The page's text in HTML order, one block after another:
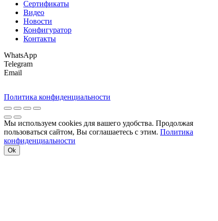
Сертификаты
Видео
Новости
Конфигуратор
Контакты
WhatsApp
Telegram
Email
Политика конфиденциальности
Мы используем cookies для вашего удобства. Продолжая
пользоваться сайтом, Вы соглашаетесь с этим. Политика
конфиденциальности
Ok